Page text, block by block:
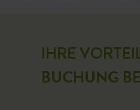
IHRE
BUCHUNG